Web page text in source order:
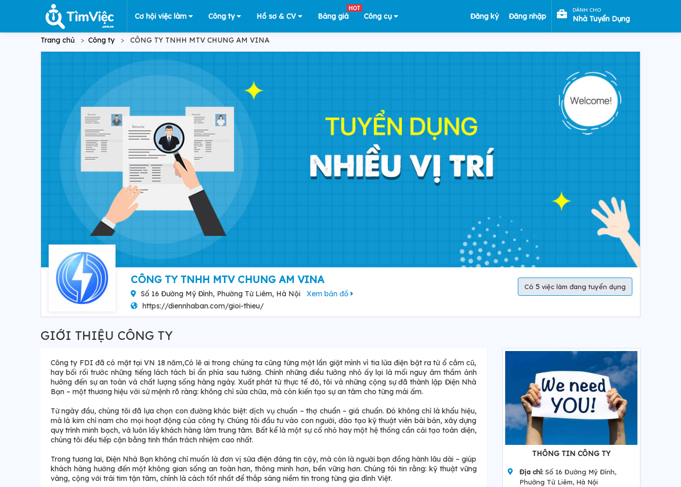
Cơ hội việc làm Công ty Hồ sơ & CV Bảng giá
HOT
Công cụ Đăng ký Đăng nhập
DÀNH CHO
Nhà Tuyển Dụng
Trang chủ Công ty CÔNG TY TNHH MTV CHUNG AM VINA
CÔNG TY TNHH MTV CHUNG AM VINA
Số 16 Đường Mỹ Đình, Phường Từ Liêm, Hà Nội
Xem bản đồ
https://diennhaban.com/gioi-thieu/
Có 5 việc làm đang tuyển dụng
GIỚI THIỆU CÔNG TY
Công ty FDI đã có mặt tại VN 18 năm,Có lẽ ai trong chúng ta cũng từng một lần giật mình vì tia lửa điện bật ra từ ổ cắm cũ,
hay bối rối trước những tiếng lách tách bí ẩn phía sau tường. Chính những điều tưởng nhỏ ấy lại là mối nguy âm thầm ảnh
hưởng đến sự an toàn và chất lượng sống hàng ngày. Xuất phát từ thực tế đó, tôi và những cộng sự đã thành lập Điện Nhà
Bạn – một thương hiệu với sứ mệnh rõ ràng: không chỉ sửa chữa, mà còn kiến tạo sự an tâm cho từng mái ấm.
Từ ngày đầu, chúng tôi đã lựa chọn con đường khác biệt: dịch vụ chuẩn – thợ chuẩn – giá chuẩn. Đó không chỉ là khẩu hiệu,
mà là kim chỉ nam cho mọi hoạt động của công ty. Chúng tôi đầu tư vào con người, đào tạo kỹ thuật viên bài bản, xây dựng
quy trình minh bạch, và luôn lấy khách hàng làm trung tâm. Bất kể là một sự cố nhỏ hay một hệ thống cần cải tạo toàn diện,
chúng tôi đều tiếp cận bằng tinh thần trách nhiệm cao nhất.
Trong tương lai, Điện Nhà Bạn không chỉ muốn là đơn vị sửa điện đáng tin cậy, mà còn là người bạn đồng hành lâu dài – giúp
khách hàng hướng đến một không gian sống an toàn hơn, thông minh hơn, bền vững hơn. Chúng tôi tin rằng: kỹ thuật vững
vàng, cộng với trái tim tận tâm, chính là cách tốt nhất để thắp sáng niềm tin trong từng gia đình Việt.
THÔNG TIN CÔNG TY
Địa chỉ:Số 16 Đường Mỹ Đình,
Phường Từ Liêm, Hà Nội